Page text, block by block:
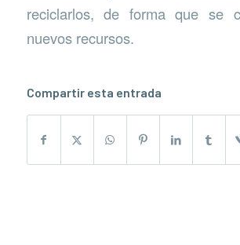
reciclarlos, de forma que se
nuevos recursos.
Compartir esta entrada